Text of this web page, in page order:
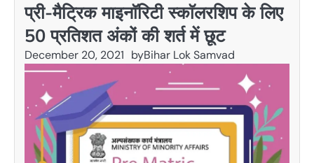
प्री-मैट्रिक माइनाॅरिटी स्काॅलरशिप के लिए
50 प्रतिशत अंकों की शर्त में छूट
December 20, 2021 byBihar Lok Samvad